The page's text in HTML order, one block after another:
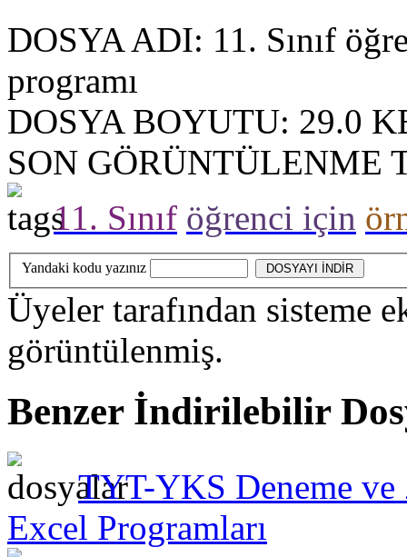
DOSYA ADI: 11. Sınıf
programı
DOSYA BOYUTU: 29.0
SON GÖRÜNTÜLENME
11. Sınıf öğrenci için
Yandaki kodu yazınız
Üyeler tarafından sisteme
görüntülenmiş.
Benzer İndirilebilir
TYT-YKS Deneme
Excel Programları